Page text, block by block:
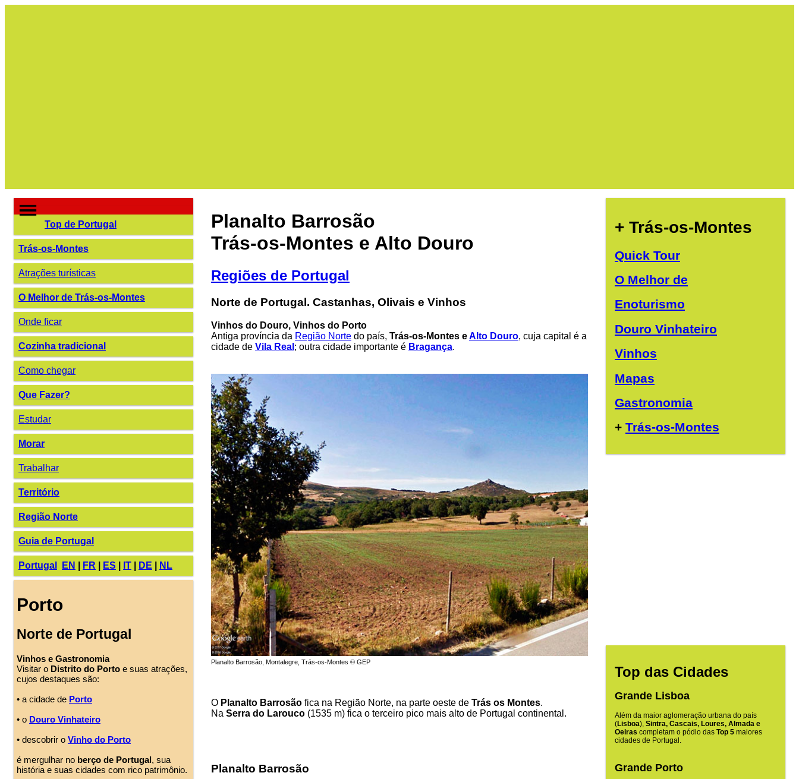
Top de Portugal
Trás-os-Montes
Atrações turísticas
O Melhor de Trás-os-Montes
Onde ficar
Cozinha tradicional
Como chegar
Que Fazer?
Estudar
Morar
Trabalhar
Território
Região Norte
Guia de Portugal
Portugal EN FR ES IT DE NL
Porto
Norte de Portugal
Vinhos e Gastronomia
Visitar o Distrito do Porto e suas atrações,
cujos destaques são:
• a cidade de Porto
• o Douro Vinhateiro
• descobrir o Vinho do Porto
é mergulhar no berço de Portugal, sua
história e suas cidades com rico patrimônio.
Planalto Barrosão
Trás-os-Montes e Alto Douro
Regiões de Portugal
Norte de Portugal. Castanhas, Olivais e Vinhos
Vinhos do Douro, Vinhos do Porto
Antiga província da Região Norte do país, Trás-os-Montes eAlto Douro, cuja capital é a
cidade de Vila Real ; outra cidade importante é Bragança.
Planalto Barrosão, Montalegre, Trás-os-Montes © GEP
O Planalto Barrosão fica na Região Norte, na parte oeste de Trás os Montes.
Na Serra do Larouco (1535 m) fica o terceiro pico mais alto de Portugal continental.
Planalto Barrosão
+ Trás-os-Montes
Quick Tour
O Melhor de
Enoturismo
Douro Vinhateiro
Vinhos
Mapas
Gastronomia
+ Trás-os-Montes
Top das Cidades
Grande Lisboa
Além da maior aglomeração urbana do país
(Lisboa), Sintra, Cascais, Loures, Almada e
Oeiras completam o pódio das Top 5 maiores
cidades de Portugal.
Grande Porto